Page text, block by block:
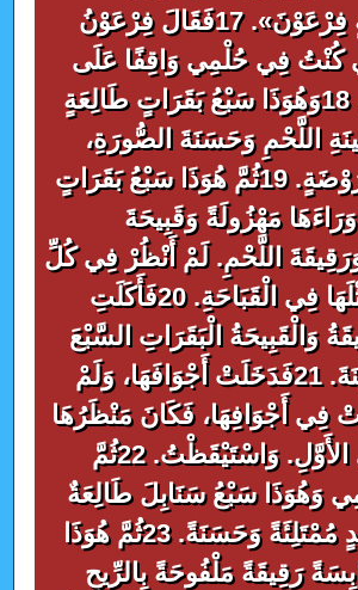
يُجِيبُ بِسَلاَمَةٍ فِرْعَوْنَ». 17فَقَالَ فِرْعَوْنُ
كُنْتُ فِي حُلْمِي وَاقِفًا عَلَى
شَاطِئِ النَّهْرِ، 18وَهُوَذَا سَبْعُ بَقَرَاتٍ طَالِعَةٍ
اللَّحْمِ وَحَسَنَةَ الصُّورَةِ،
فَارْتَعَتْ فِي رَوْضَةٍ. 19ثُمَّ هُوَذَا سَبْعُ بَقَرَاتٍ
مَهْزُولَةً وَقَبِيحَةَ
اللَّحْمِ. لَمْ أَنْظُرْ فِي كُلِّ
أَرْضِ مِصْرَ مِثْلَهَا فِي الْقَبَاحَةِ. 20فَأَكَلَتِ
وَالْقَبِيحَةُ الْبَقَرَاتِ السَّبْعَ
الأُولَى السَّمِينَةَ. 21فَدَخَلَتْ أَجْوَافَهَا، وَلَمْ
فِي أَجْوَافِهَا، فَكَانَ مَنْظَرُهَا
قَبِيحًا كَمَا فِي الأَوَّلِ. وَاسْتَيْقَظْتُ. 22ثُمَّ
وَهُوَذَا سَبْعُ سَنَابِلَ طَالِعَةٌ
فِي سَاق وَاحِدٍ مُمْتَلِئَةً وَحَسَنَةً. 23ثُمَّ هُوَذَا
رَقِيقَةً مَلْفُوحَةً بِالرِّيحِ